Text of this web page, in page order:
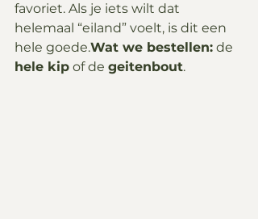
favoriet. Als je iets wilt dat
helemaal “eiland” voelt, is dit een
hele goede.Wat we bestellen: de
hele kip of de geitenbout.